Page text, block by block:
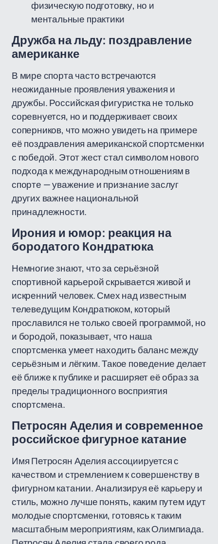
физическую подготовку, но и
ментальные практики
Дружба на льду: поздравление
американке
В мире спорта часто встречаются
неожиданные проявления уважения и
дружбы. Российская фигуристка не только
соревнуется, но и поддерживает своих
соперников, что можно увидеть на примере
её поздравления американской спортсменки
с победой. Этот жест стал символом нового
подхода к международным отношениям в
спорте — уважение и признание заслуг
других важнее национальной
принадлежности.
Ирония и юмор: реакция на
бородатого Кондратюка
Немногие знают, что за серьёзной
спортивной карьерой скрывается живой и
искренний человек. Смех над известным
телеведущим Кондратюком, который
прославился не только своей программой, но
и бородой, показывает, что наша
спортсменка умеет находить баланс между
серьёзным и лёгким. Такое поведение делает
её ближе к публике и расширяет её образ за
пределы традиционного восприятия
спортсмена.
Петросян Аделия и современное
российское фигурное катание
Имя Петросян Аделия ассоциируется с
качеством и стремлением к совершенству в
фигурном катании. Анализируя её карьеру и
стиль, можно лучше понять, каким путем идут
молодые спортсменки, готовясь к таким
масштабным мероприятиям, как Олимпиада.